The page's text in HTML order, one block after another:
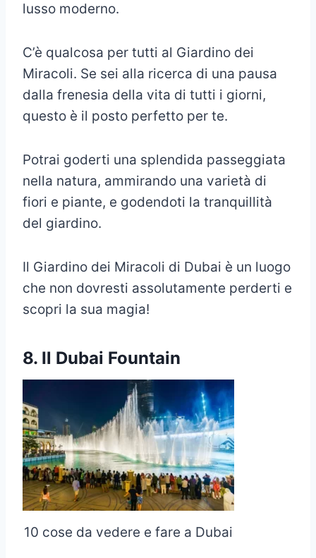
lusso moderno.
C’è qualcosa per tutti al Giardino dei
Miracoli. Se sei alla ricerca di una pausa
dalla frenesia della vita di tutti i giorni,
questo è il posto perfetto per te.
Potrai goderti una splendida passeggiata
nella natura, ammirando una varietà di
fiori e piante, e godendoti la tranquillità
del giardino.
Il Giardino dei Miracoli di Dubai è un luogo
che non dovresti assolutamente perderti e
scopri la sua magia!
8. Il Dubai Fountain
10 cose da vedere e fare a Dubai